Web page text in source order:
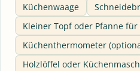
Küchenwaage
Kleiner Topf oder Pfanne für
Küchenthermometer
Holzlöffel oder